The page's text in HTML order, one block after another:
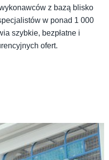
z bazą blisko
w ponad 1 000
szybkie, bezpłatne i
ofert.